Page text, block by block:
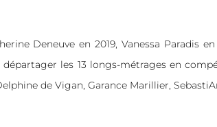
Deneuve en 2019, Vanessa Paradis
les 13 longs-métrages en
de Vigan, Garance Marillier,